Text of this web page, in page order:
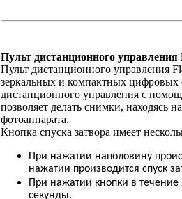
Пульт дистанционного управления
Пульт дистанционного управления
зеркальных и компактных
дистанционного управления с
позволяет делать снимки, находясь
фотоаппарата.
Кнопка спуска затвора имеет
При нажатии наполовину
нажатии производится спуск
При нажатии кнопки в
секунды.